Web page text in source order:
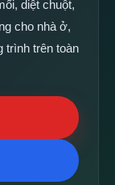
diệt chuột,
cho nhà ở,
trình trên toàn